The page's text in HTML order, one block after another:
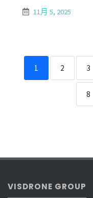
11月 5, 2025
1 2 3
8
VISDRONE GROUP